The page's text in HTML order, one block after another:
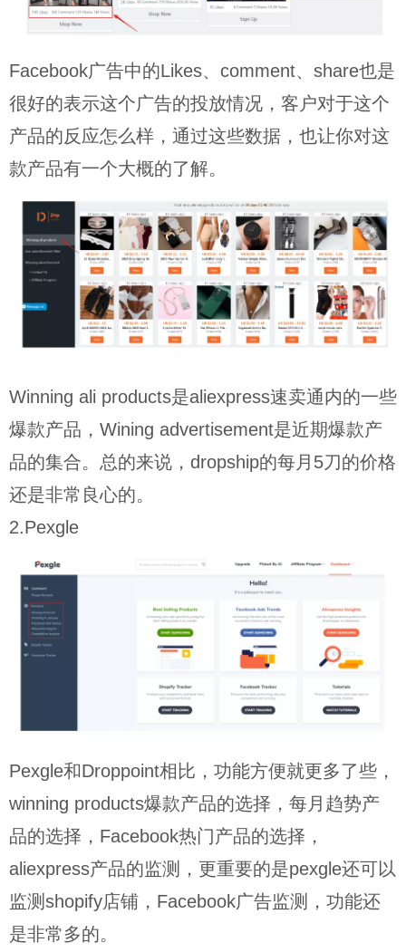
Facebook广告中的Likes、comment、share也是
很好的表示这个广告的投放情况，客户对于这个
产品的反应怎么样，通过这些数据，也让你对这
款产品有一个大概的了解。
Winning ali products是aliexpress速卖通内的一些
爆款产品，Wining advertisement是近期爆款产
品的集合。总的来说，dropship的每月5刀的价格
还是非常良心的。
2.Pexgle
Pexgle和Droppoint相比，功能方便就更多了些，
winning products爆款产品的选择，每月趋势产
品的选择，Facebook热门产品的选择，
aliexpress产品的监测，更重要的是pexgle还可以
监测shopify店铺，Facebook广告监测，功能还
是非常多的。